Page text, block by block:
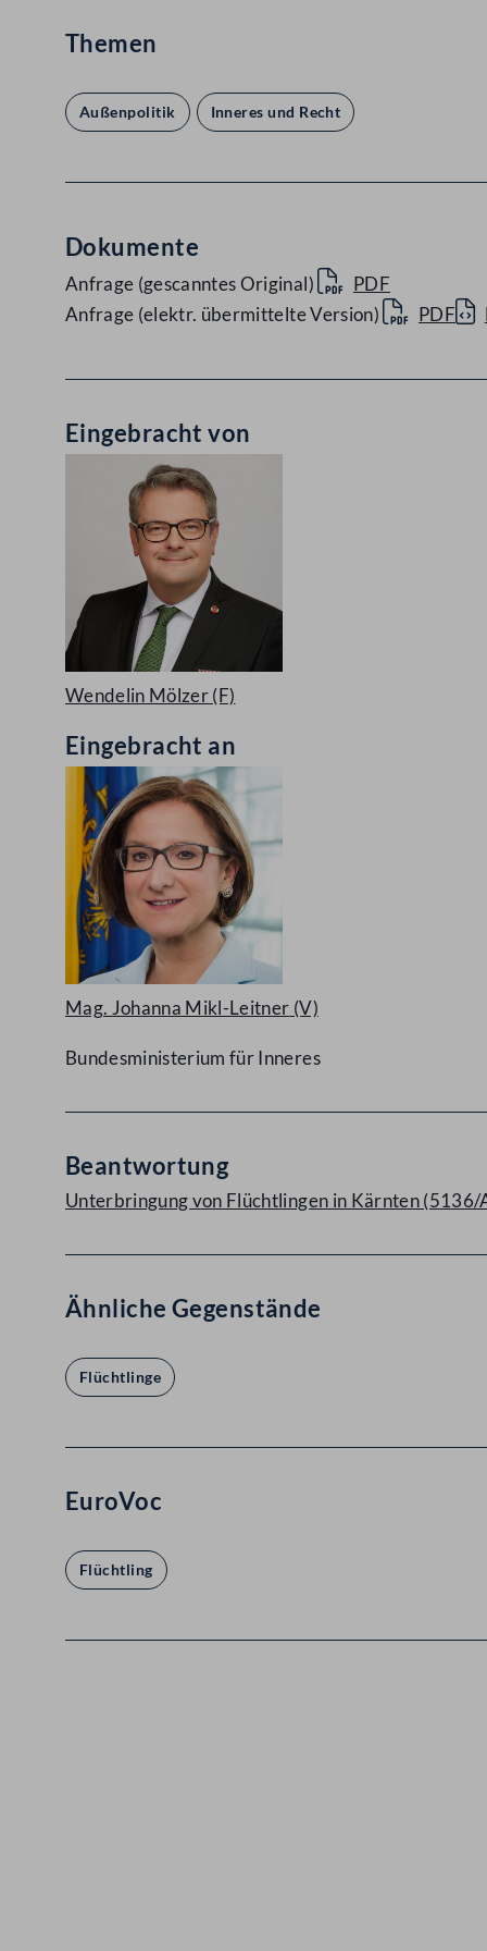
Themen
Außenpolitik Inneres und Recht
Dokumente
Anfrage (gescanntes Original)
PDF
Anfrage (elektr. übermittelte Version)
PDF
Eingebracht von
Wendelin Mölzer(F)
Eingebracht an
Mag. Johanna Mikl-Leitner (V)
Bundesministerium für Inneres
Beantwortung
Unterbringung von Flüchtlingen in Kärnten (5136/
Ähnliche Gegenstände
Flüchtlinge
EuroVoc
Flüchtling